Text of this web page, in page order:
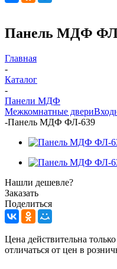
Панель МДФ
Главная
-
Каталог
-
Панели МДФ
Межкомнатные двери
-Панель МДФ ФЛ-639
Нашли дешевле?
Заказать
Поделиться
Цена действительна
отличаться от цен в